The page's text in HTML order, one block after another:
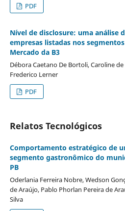
PDF
Nível de disclosure: uma análise
empresas listadas nos
Mercado da B3
Débora Caetano De Bortoli, Caroline
Frederico Lerner
PDF
Relatos Tecnológicos
Comportamento estratégico de
segmento gastronômico do
PB
Oderlania Ferreira Nobre, Wedson
de Araújo, Pablo Phorlan Pereira de
Silva